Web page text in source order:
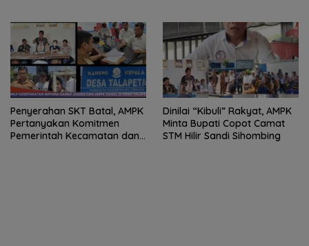
Penyerahan SKT Batal, AMPK
Pertanyakan Komitmen
Pemerintah Kecamatan dan
Dinilai “Kibuli” Rakyat, AMPK
Minta Bupati Copot Camat
STM Hilir Sandi Sihombing